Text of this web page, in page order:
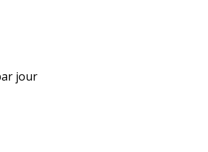
jour